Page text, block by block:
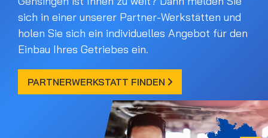
sich in einer unserer Partner-Werkstätten und
holen Sie sich ein individuelles Angebot für den
Einbau Ihres Getriebes ein.
PARTNERWERKSTATT FINDEN